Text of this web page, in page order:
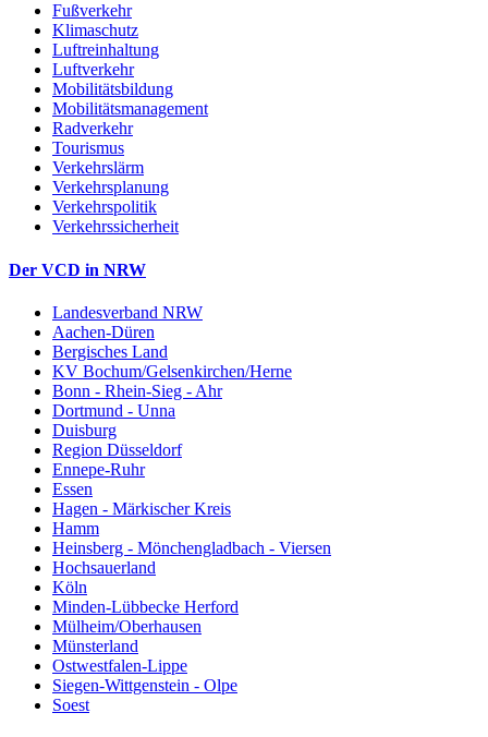
Fußverkehr
Klimaschutz
Luftreinhaltung
Luftverkehr
Mobilitätsbildung
Mobilitätsmanagement
Radverkehr
Tourismus
Verkehrslärm
Verkehrsplanung
Verkehrspolitik
Verkehrssicherheit
Der VCD in NRW
Landesverband NRW
Aachen-Düren
Bergisches Land
KV Bochum/Gelsenkirchen/Herne
Bonn - Rhein-Sieg - Ahr
Dortmund - Unna
Duisburg
Region Düsseldorf
Ennepe-Ruhr
Essen
Hagen - Märkischer Kreis
Hamm
Heinsberg - Mönchengladbach - Viersen
Hochsauerland
Köln
Minden-Lübbecke Herford
Mülheim/Oberhausen
Münsterland
Ostwestfalen-Lippe
Siegen-Wittgenstein - Olpe
Soest